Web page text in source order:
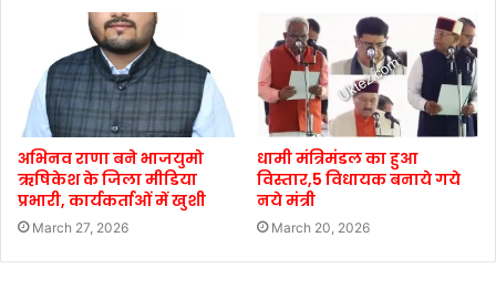
अभिनव राणा बने भाजयुमो
ऋषिकेश के जिला मीडिया
प्रभारी, कार्यकर्ताओं में खुशी
March 27, 2026
धामी मंत्रिमंडल का हुआ
विस्तार,5 विधायक बनाये गये
नये मंत्री
March 20, 2026